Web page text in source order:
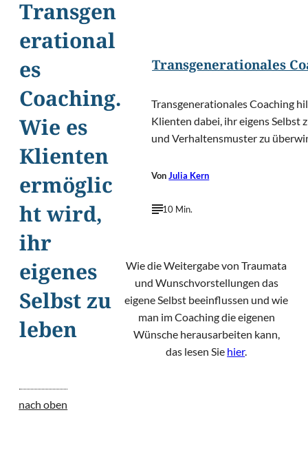
Transgen
erational
es
Coaching.
Wie es
Klienten
ermöglic
ht wird,
ihr
eigenes
Selbst zu
leben
Transgenerationales
Transgenerationales Coaching
Klienten dabei, ihr eigens Selbst
und Verhaltensmuster zu
VonJulia Kern
10 Min.
Wie die Weitergabe von Traumata
und Wunschvorstellungen das
eigene Selbst beeinflussen und wie
man im Coaching die eigenen
Wünsche herausarbeiten kann,
das lesen Sie hier.
nach oben